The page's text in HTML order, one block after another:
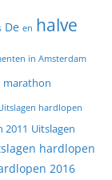
De en halve
in Amsterdam
marathon
hardlopen
2011 Uitslagen
hardlopen
2016